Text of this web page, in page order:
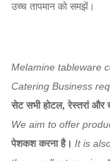
उच्च तापमान को समझें।
Melamine tableware
Catering Business
सेट सभी होटल, रेस्तरां और
We aim to offer
पेशकश करना है। It is